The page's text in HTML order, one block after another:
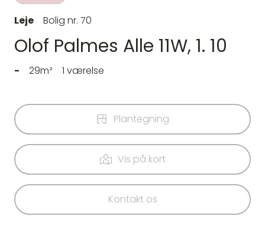
Leje Bolig nr. 70
Olof Palmes Alle 11W, 1. 10
- 29m² 1 værelse
Plantegning
Vis på kort
Kontakt os